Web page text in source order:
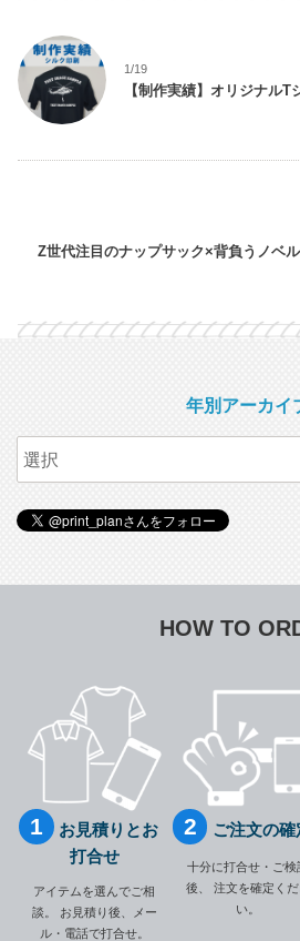
1/19
【制作実績】オリジナルT
Z世代注目のナップサック×背負うノベ
年別アーカイ
HOW TO
お見積りとお
打合せ
アイテムを選んでご相
談。
お見積り後、メー
ル・電話で打合せ。
ご注文の確
十分に打合せ・ご検
後、
注文を確定くだ
い。